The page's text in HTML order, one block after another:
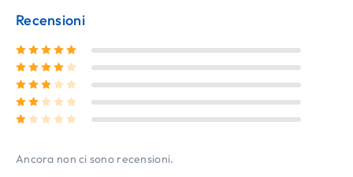
Recensioni
Valutato5su 5
Valutato4su 5
Valutato3su 5
Valutato
2su 5
Valutato1 su 5
Ancora non ci sono recensioni.